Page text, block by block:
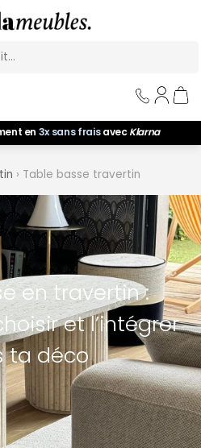
en 3x sans fraisavecKlarna
› Table basse travertin
en travertin :
et l’intégrer
ta déco